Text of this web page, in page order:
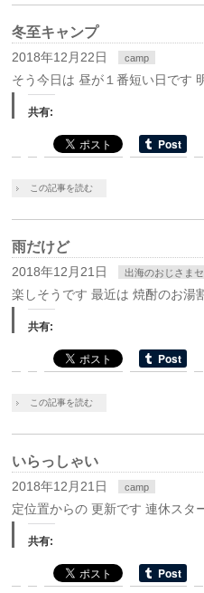
冬至キャンプ
2018年12月22日 camp
そう今日は 昼が１番短い日です
共有:
この記事を読む
雨だけど
2018年12月21日 出海のおじさま
楽しそうです 最近は 焼酎のお湯
共有:
この記事を読む
いらっしゃい
2018年12月21日 camp
定位置からの 更新です 連休スタ
共有: